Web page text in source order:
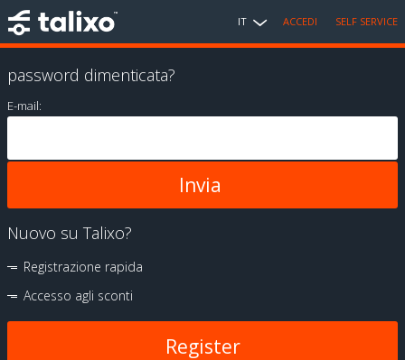
IT ACCEDI SELF SERVICE
password dimenticata?
E-mail:
Nuovo su Talixo?
Registrazione rapida
Accesso agli sconti
Register